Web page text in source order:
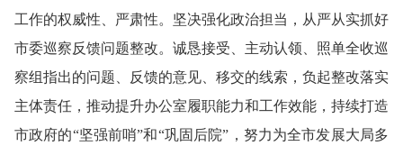
工作的权威性、严肃性。坚决强化政治担当，从严从实抓好
市委巡察反馈问题整改。诚恳接受、主动认领、照单全收巡
察组指出的问题、反馈的意见、移交的线索，负起整改落实
主体责任，推动提升办公室履职能力和工作效能，持续打造
市政府的“坚强前哨”和“巩固后院” ，努力为全市发展大局多